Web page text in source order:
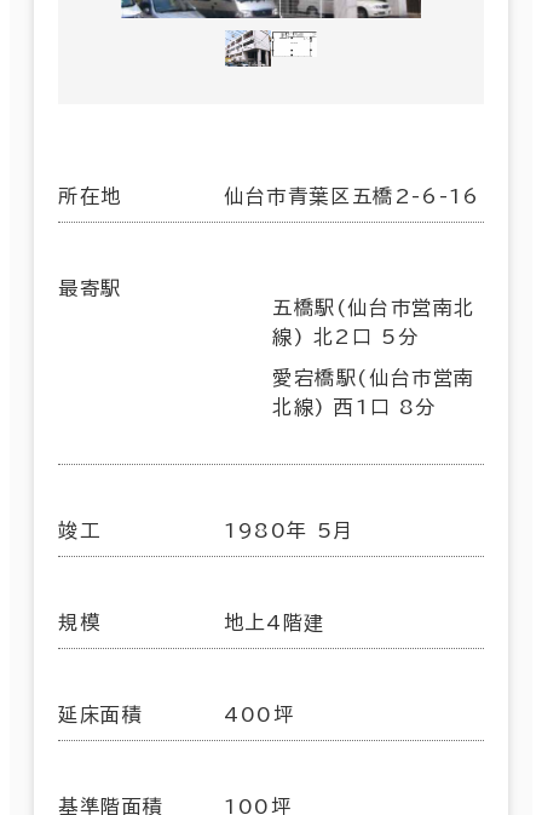
所在地 仙台市青葉区五橋2-6-16
最寄駅
五橋駅(仙台市営南北
線) 北2口 5分
愛宕橋駅(仙台市営南
北線) 西1口 8分
竣工 1980年 5月
規模 地上4階建
延床面積 400坪
基準階面積 100坪